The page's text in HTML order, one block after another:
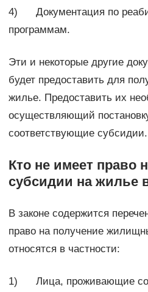
4) Документация по
программам.
Эти и некоторые другие
будет предоставить для
жилье. Предоставить их
осуществляющий
соответствующие субсидии.
Кто не имеет право
субсидии на жилье
В законе содержится
право на получение
относятся в частности:
1) Лица, проживающие